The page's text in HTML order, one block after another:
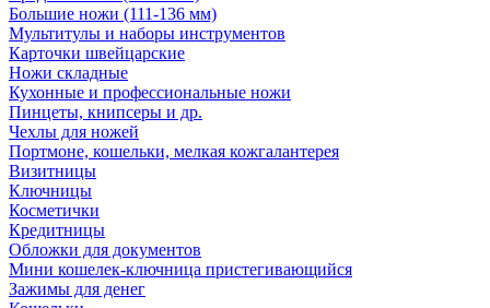
Большие ножи (111-136 мм)
Мультитулы и наборы инструментов
Карточки швейцарские
Ножи складные
Кухонные и профессиональные ножи
Пинцеты, книпсеры и др.
Чехлы для ножей
Портмоне, кошельки, мелкая кожгалантерея
Визитницы
Ключницы
Косметички
Кредитницы
Обложки для документов
Мини кошелек-ключница пристегивающийся
Зажимы для денег